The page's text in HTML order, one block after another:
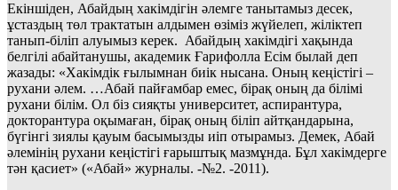
Екіншіден, Абайдың хакімдігін әлемге танытамыз десек,
ұстаздың төл трактатын алдымен өзіміз жүйелеп, жіліктеп
танып-біліп алуымыз керек. Абайдың хакімдігі хақында
белгілі абайтанушы, академик Ғарифолла Есім былай деп
жазады: «Хакімдік ғылымнан биік нысана. Оның кеңістігі –
рухани әлем. …Абай пайғамбар емес, бірақ оның да білімі
рухани білім. Ол біз сияқты университет, аспирантура,
докторантура оқымаған, бірақ оның біліп айтқандарына,
бүгінгі зиялы қауым басымызды иіп отырамыз. Демек, Абай
әлемінің рухани кеңістігі ғарыштық мазмұнда. Бұл хакімдерге
тән қасиет» («Абай» журналы. -№2. -2011).